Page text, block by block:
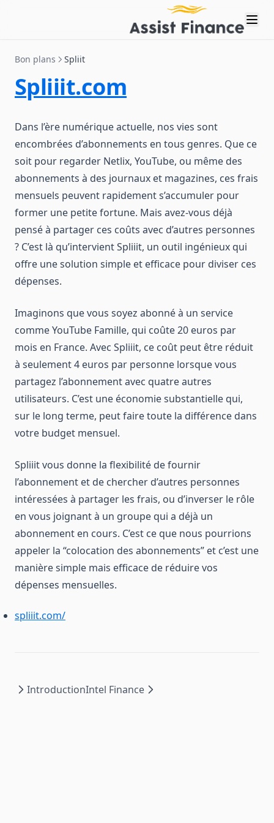
Bon plans Spliit
Spliiit.com
Dans l’ère numérique actuelle, nos vies sont
encombrées d’abonnements en tous genres. Que ce
soit pour regarder Netlix, YouTube, ou même des
abonnements à des journaux et magazines, ces frais
mensuels peuvent rapidement s’accumuler pour
former une petite fortune. Mais avez-vous déjà
pensé à partager ces coûts avec d’autres personnes
? C’est là qu’intervient Spliiit, un outil ingénieux qui
offre une solution simple et efficace pour diviser ces
dépenses.
Imaginons que vous soyez abonné à un service
comme YouTube Famille, qui coûte 20 euros par
mois en France. Avec Spliiit, ce coût peut être réduit
à seulement 4 euros par personne lorsque vous
partagez l’abonnement avec quatre autres
utilisateurs. C’est une économie substantielle qui,
sur le long terme, peut faire toute la différence dans
votre budget mensuel.
Spliiit vous donne la flexibilité de fournir
l’abonnement et de chercher d’autres personnes
intéressées à partager les frais, ou d’inverser le rôle
en vous joignant à un groupe qui a déjà un
abonnement en cours. C’est ce que nous pourrions
appeler la “colocation des abonnements” et c’est une
manière simple mais efficace de réduire vos
dépenses mensuelles.
spliiit.com/
IntroductionIntel Finance